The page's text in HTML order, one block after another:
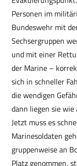
Personen im
Bundeswehr mit
Sechsergruppen
und mit einer
der Marine –
sich in schneller
die wendigen
dann liegen sie
Jetzt muss es
Marinesoldaten
gruppenweise an
Platz genommen,